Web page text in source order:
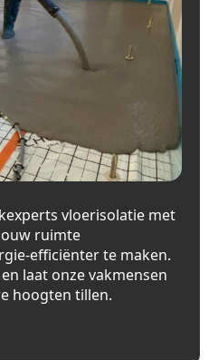
vloerisolatie met
ruimte
efficiënter te maken.
laat onze vakmensen
hoogten tillen.